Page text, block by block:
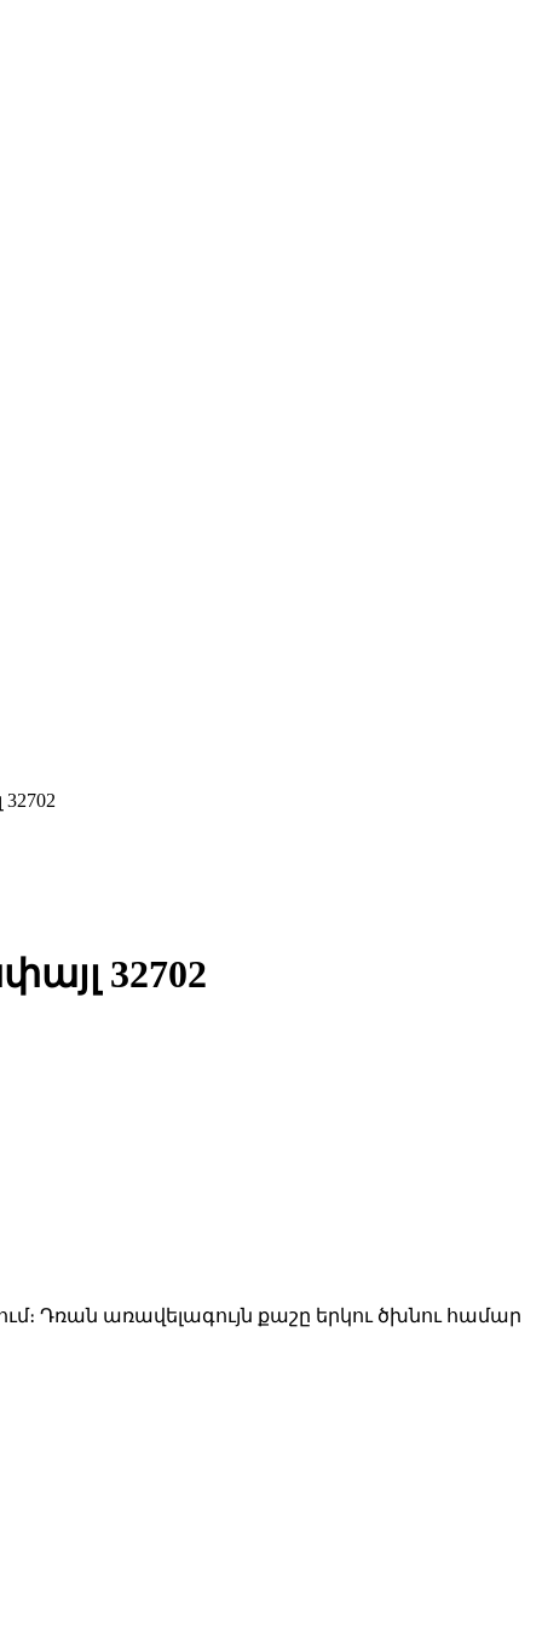
32702
Դռան առավելագույն քաշը երկու ծխնու համար